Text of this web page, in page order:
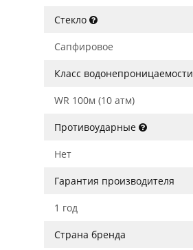
Стекло
Сапфировое
Класс водонепроницаемости
WR 100м (10 атм)
Противоударные
Нет
Гарантия производителя
1 год
Страна бренда